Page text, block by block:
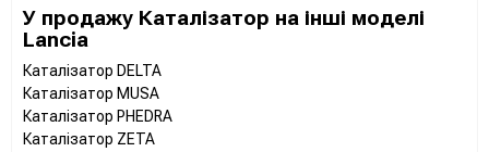
У продажу Каталізатор на інші моделі
Lancia
Каталізатор DELTA
Каталізатор MUSA
Каталізатор PHEDRA
Каталізатор ZETA